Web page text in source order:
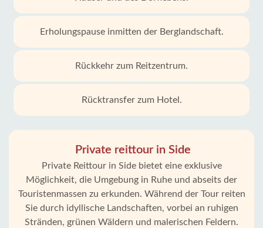
Erholungspause inmitten der Berglandschaft.
Rückkehr zum Reitzentrum.
Rücktransfer zum Hotel.
Private reittour in Side
Private Reittour in Side bietet eine exklusive
Möglichkeit, die Umgebung in Ruhe und abseits der
Touristenmassen zu erkunden. Während der Tour reiten
Sie durch idyllische Landschaften, vorbei an ruhigen
Stränden, grünen Wäldern und malerischen Feldern.